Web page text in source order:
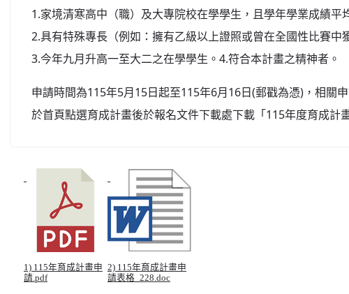
1.家境清寒高中（職）及大專院校在學學生，且學年學業成績
2.具有特殊專長（例如：擁有乙級以上證照或曾在全國性比賽中
3.今年九月升高一至大二之在學學生。4.符合本計畫之精神者。
申請時間為115年5月15日起至115年6月16日(郵戳為憑)，相關
於首頁點選育成計畫後於報名文件下載處下載「115年度育成計
1) 115年育成計畫申
請.pdf
2) 115年育成計畫申
請表格_228.doc